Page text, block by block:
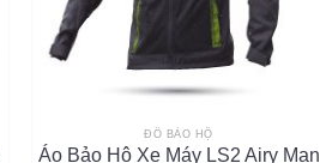
ĐỒ BẢO HỘ
Áo Bảo Hộ Xe Máy LS2 Airy Man